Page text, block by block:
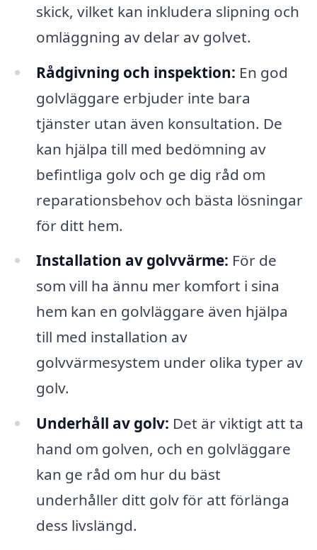
skick, vilket kan inkludera slipning och
omläggning av delar av golvet.
Rådgivning och inspektion: En god
golvläggare erbjuder inte bara
tjänster utan även konsultation. De
kan hjälpa till med bedömning av
befintliga golv och ge dig råd om
reparationsbehov och bästa lösningar
för ditt hem.
Installation av golvvärme: För de
som vill ha ännu mer komfort i sina
hem kan en golvläggare även hjälpa
till med installation av
golvvärmesystem under olika typer av
golv.
Underhåll av golv: Det är viktigt att ta
hand om golven, och en golvläggare
kan ge råd om hur du bäst
underhåller ditt golv för att förlänga
dess livslängd.